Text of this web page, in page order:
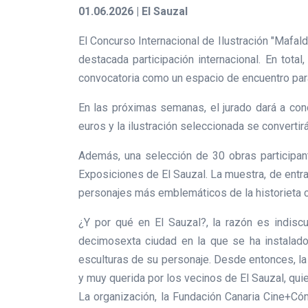
01.06.2026 | El Sauzal
El Concurso Internacional de Ilustración
destacada participación internacional. En
convocatoria como un espacio de encuentro
En las próximas semanas, el jurado dará a
euros y la ilustración seleccionada se
Además, una selección de 30 obras
Exposiciones de El Sauzal. La muestra, de
personajes más emblemáticos de la historieta
¿Y por qué en El Sauzal?, la razón es
decimosexta ciudad en la que se ha
esculturas de su personaje. Desde entonces,
y muy querida por los vecinos de El Sauzal,
La organización, la Fundación Canaria